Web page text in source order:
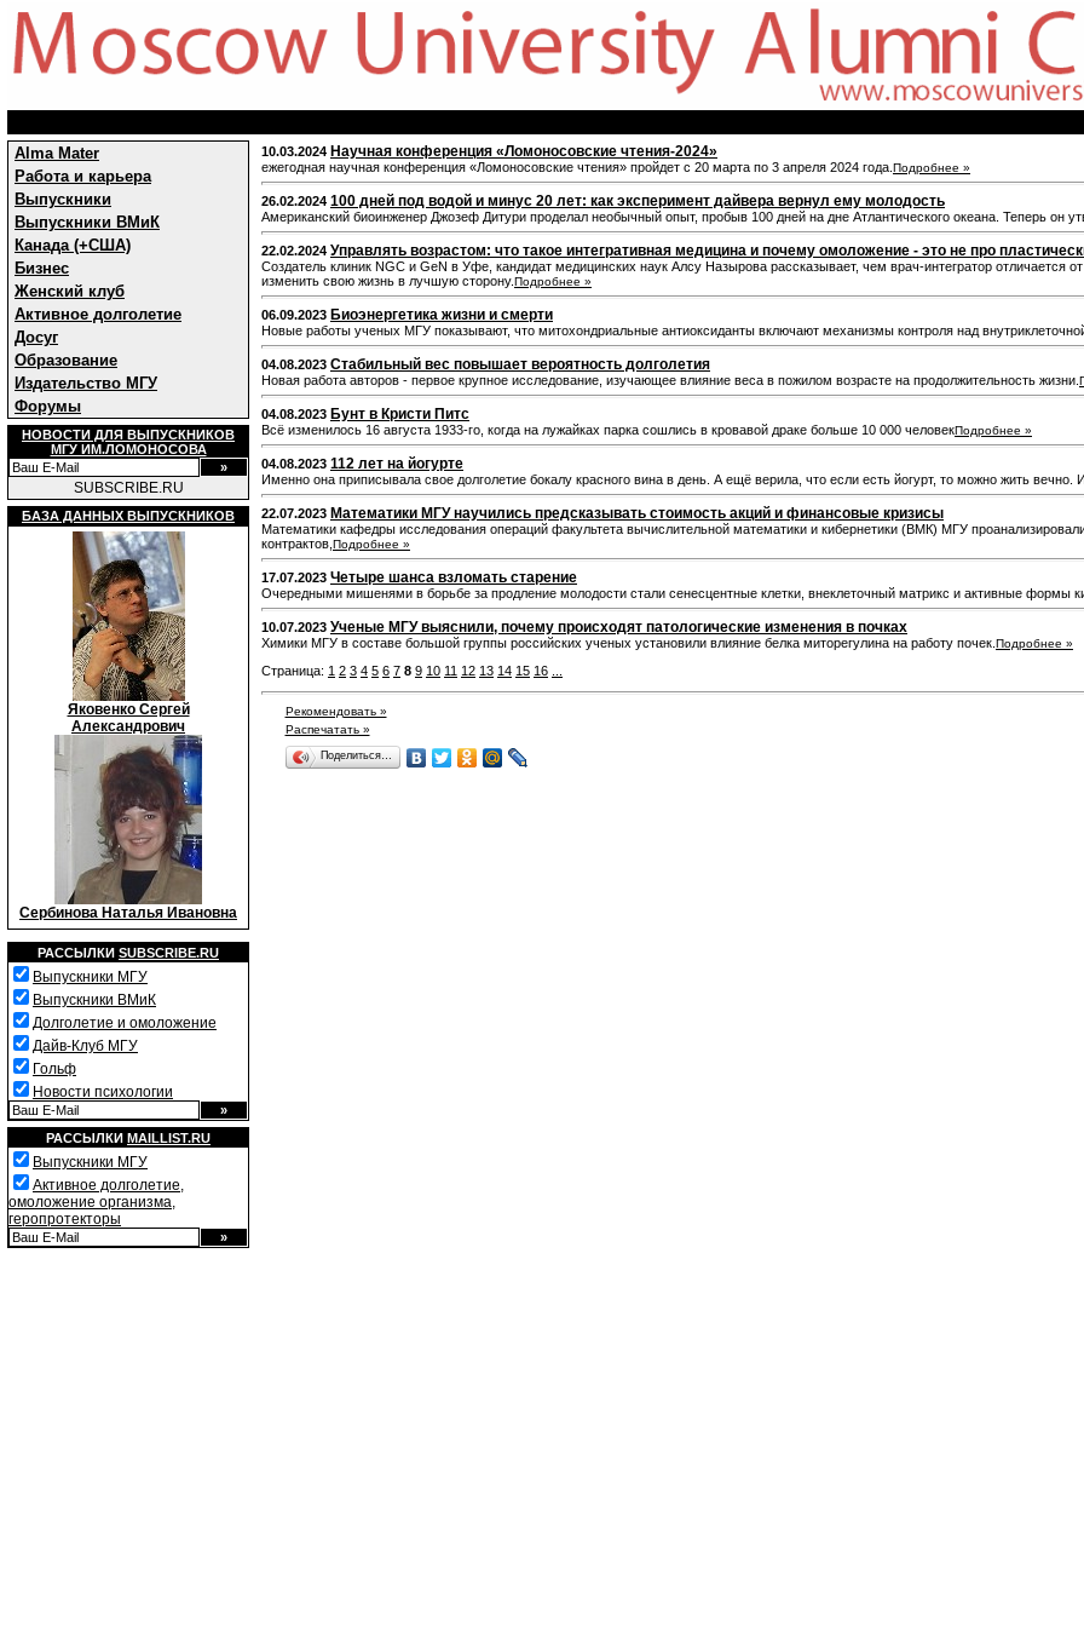
Alma Mater
Работа и карьера
Выпускники
Выпускники ВМиК
Канада (+США)
Бизнес
Женский клуб
Активное долголетие
Досуг
Образование
Издательство МГУ
Форумы
НОВОСТИ ДЛЯ ВЫПУСКНИКОВ
МГУ ИМ.ЛОМОНОСОВА
SUBSCRIBE.RU
БАЗА ДАННЫХ ВЫПУСКНИКОВ
Яковенко Сергей
Александрович
Сербинова Наталья Ивановна
РАССЫЛКИ SUBSCRIBE.RU
Выпускники МГУ
Выпускники ВМиК
Долголетие и омоложение
Дайв-Клуб МГУ
Гольф
Новости психологии
РАССЫЛКИ MAILLIST.RU
Выпускники МГУ
Активное долголетие,
омоложение организма,
геропротекторы
10.03.2024 Научная конференция «Ломоносовские чтения-2024»
ежегодная научная конференция «Ломоносовские чтения» пройдет с 20 марта по 3 апреля 2024 года. Подробнее »
26.02.2024 100 дней под водой и минус 20 лет: как эксперимент дайвера вернул ему молодость
Американский биоинженер Джозеф Дитури проделал необычный опыт, пробыв 100 дней на дне Атлантического океана. Теперь он
22.02.2024 Управлять возрастом: что такое интегративная медицина и почему омоложение - это не про
Создатель клиник NGC и GeN в Уфе, кандидат медицинских наук Алсу Назырова рассказывает, чем врач­-интегратор отличается
изменить свою жизнь в лучшую сторону.Подробнее »
06.09.2023 Биоэнергетика жизни и смерти
Новые работы ученых МГУ показывают, что митохондриальные антиоксиданты включают механизмы контроля над
04.08.2023 Стабильный вес повышает вероятность долголетия
Новая работа авторов - первое крупное исследование, изучающее влияние веса в пожилом возрасте на продолжительность жизни.
04.08.2023 Бунт в Кристи Питс
Всё изменилось 16 августа 1933-го, когда на лужайках парка сошлись в кровавой драке больше 10 000 человекПодробнее »
04.08.2023 112 лет на йогурте
Именно она приписывала свое долголетие бокалу красного вина в день. А ещё верила, что если есть йогурт, то можно жить вечно.
22.07.2023 Математики МГУ научились предсказывать стоимость акций и финансовые кризисы
Математики кафедры исследования операций факультета вычислительной математики и кибернетики (ВМК) МГУ
контрактов, Подробнее »
17.07.2023 Четыре шанса взломать старение
Очередными мишенями в борьбе за продление молодости стали сенесцентные клетки, внеклеточный матрикс и активные формы
10.07.2023 Ученые МГУ выяснили, почему происходят патологические изменения в почках
Химики МГУ в составе большой группы российских ученых установили влияние белка миторегулина на работу почек. Подробнее »
Страница: 1 2 3 4 5 6 7 8 9 10 11 12 13 14 15 16
Рекомендовать »
Распечатать »
Поделиться…